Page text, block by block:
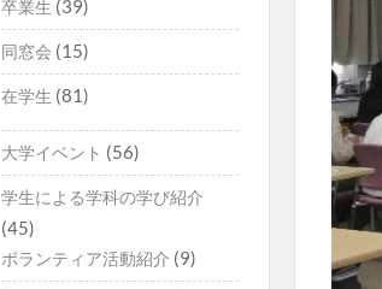
卒業生 (39)
同窓会 (15)
在学生 (81)
大学イベント (56)
学生による学科の学び紹介
(45)
ボランティア活動紹介 (9)